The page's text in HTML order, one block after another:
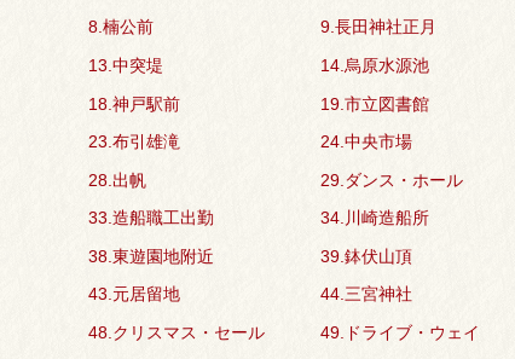
8.楠公前 9.長田神社正月
13.中突堤 14.烏原水源池
18.神戸駅前 19.市立図書館
23.布引雄滝 24.中央市場
28.出帆 29.ダンス・ホール
33.造船職工出勤 34.川崎造船所
38.東遊園地附近 39.鉢伏山頂
43.元居留地 44.三宮神社
48.クリスマス・セール 49.ドライブ・ウェイ